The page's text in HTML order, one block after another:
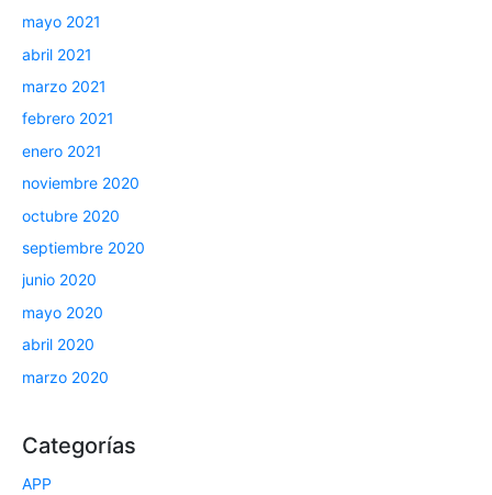
mayo 2021
abril 2021
marzo 2021
febrero 2021
enero 2021
noviembre 2020
octubre 2020
septiembre 2020
junio 2020
mayo 2020
abril 2020
marzo 2020
Categorías
APP